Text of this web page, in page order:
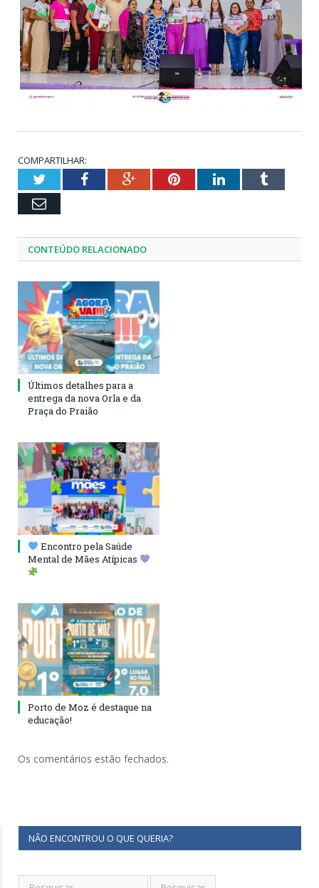
COMPARTILHAR:
TwitterFacebookGoogle+PinterestLinkedInTumblr
Email
CONTEÚDO RELACIONADO
Últimos detalhes para a
entrega da nova Orla e da
Praça do Praião
Encontro pela Saúde
Mental de Mães Atípicas
Porto de Moz é destaque na
educação!
Os comentários estão fechados.
NÃO ENCONTROU O QUE QUERIA?